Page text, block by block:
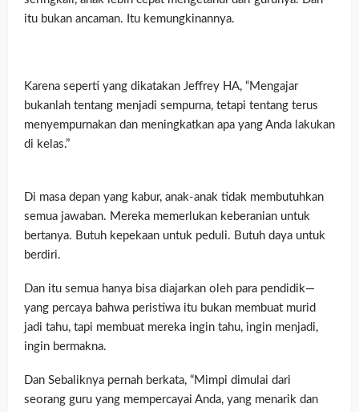
itu bukan ancaman. Itu kemungkinannya.
Karena seperti yang dikatakan Jeffrey HA, “Mengajar
bukanlah tentang menjadi sempurna, tetapi tentang terus
menyempurnakan dan meningkatkan apa yang Anda lakukan
di kelas.”
Di masa depan yang kabur, anak-anak tidak membutuhkan
semua jawaban. Mereka memerlukan keberanian untuk
bertanya. Butuh kepekaan untuk peduli. Butuh daya untuk
berdiri.
Dan itu semua hanya bisa diajarkan oleh para pendidik—
yang percaya bahwa peristiwa itu bukan membuat murid
jadi tahu, tapi membuat mereka ingin tahu, ingin menjadi,
ingin bermakna.
Dan Sebaliknya pernah berkata, “Mimpi dimulai dari
seorang guru yang mempercayai Anda, yang menarik dan